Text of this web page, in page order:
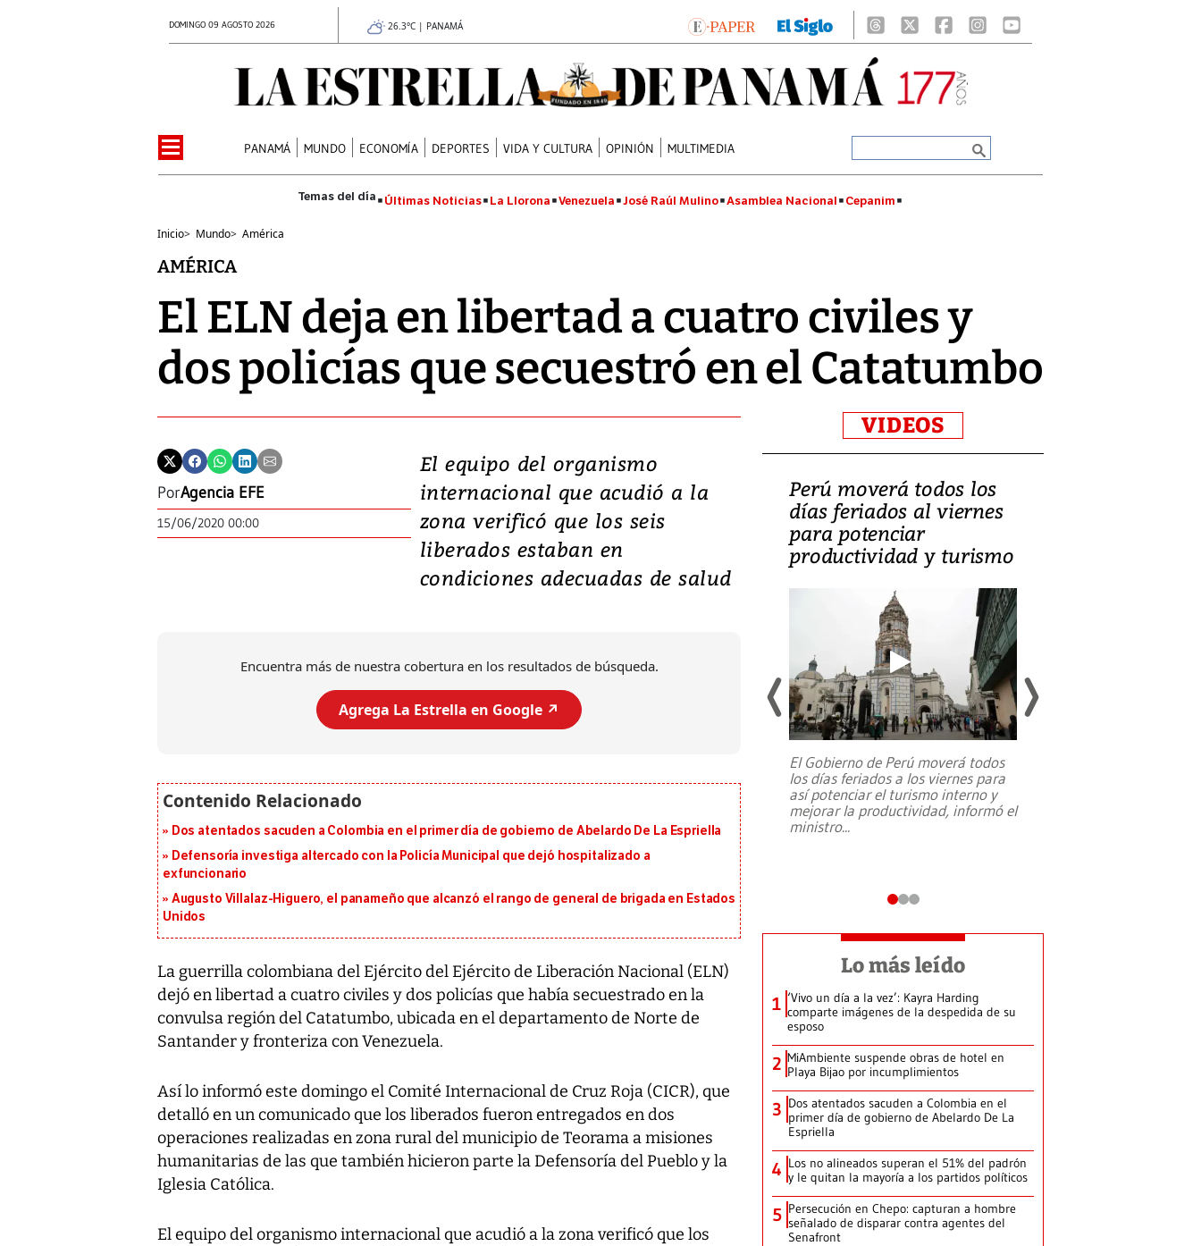
DOMINGO 09 AGOSTO 2026 26.3°C | PANAMÁ
PANAMÁ MUNDO ECONOMÍA DEPORTES VIDA Y CULTURA OPINIÓN MULTIMEDIA
Últimas Noticias La Llorona Venezuela José Raúl Mulino Asamblea Nacional Cepanim
Inicio> Mundo> América
AMÉRICA
El ELN deja en libertad a cuatro civiles y
dos policías que secuestró en el Catatumbo
PorAgencia EFE
15/06/2020 00:00
El equipo del organismo
internacional que acudió a la
zona verificó que los seis
liberados estaban en
condiciones adecuadas de salud
Encuentra más de nuestra cobertura en los resultados de búsqueda.
Agrega La Estrella en Google ↗️
Dos atentados sacuden a Colombia en el primer día de gobierno de Abelardo De La Espriella
Defensoría investiga altercado con la Policía Municipal que dejó hospitalizado a
exfuncionario
Augusto Villalaz-Higuero, el panameño que alcanzó el rango de general de brigada en Estados
Unidos
La guerrilla colombiana del Ejército del Ejército de Liberación Nacional (ELN)
dejó en libertad a cuatro civiles y dos policías que había secuestrado en la
convulsa región del Catatumbo, ubicada en el departamento de Norte de
Santander y fronteriza con Venezuela.
Así lo informó este domingo el Comité Internacional de Cruz Roja (CICR), que
detalló en un comunicado que los liberados fueron entregados en dos
operaciones realizadas en zona rural del municipio de Teorama a misiones
humanitarias de las que también hicieron parte la Defensoría del Pueblo y la
Iglesia Católica.
El equipo del organismo internacional que acudió a la zona verificó que los
VIDEOS
Video: Lula lanza su
candidatura con
promesas de inversión
en defensa, educación y
tierras raras
Entre recuerdos y escuetas
da Silva, oficializó este domingo su
candidatura...
Perú moverá todos los
días feriados al viernes
para potenciar
productividad y turismo
El Gobierno de Perú moverá todos
los días feriados a los viernes para
así potenciar el turismo interno y
mejorar la productividad, informó el
ministro...
Lo más leído
1 ‘Vivo un día a la vez’: Kayra Harding
comparte imágenes de la despedida de su
esposo
2 MiAmbiente suspende obras de hotel en
Playa Bijao por incumplimientos
3 Dos atentados sacuden a Colombia en el
primer día de gobierno de Abelardo De La
Espriella
4 Los no alineados superan el 51% del padrón
y le quitan la mayoría a los partidos políticos
5 Persecución en Chepo: capturan a hombre
señalado de disparar contra agentes del
Senafront